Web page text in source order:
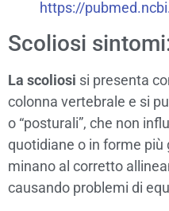
https://
Scoliosi
La scoliosi si presenta
colonna vertebrale e si
o “posturali”, che non
quotidiane o in forme più
minano al corretto
causando problemi di